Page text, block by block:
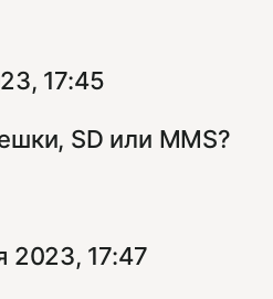
17:45
SD или MMS?
2023, 17:47